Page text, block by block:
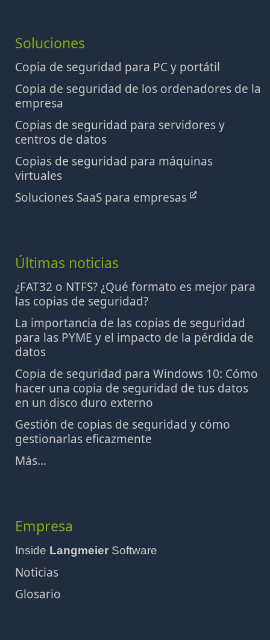
Soluciones
Copia de seguridad para PC y portátil
Copia de seguridad de los ordenadores de la
empresa
Copias de seguridad para servidores y
centros de datos
Copias de seguridad para máquinas
virtuales
Soluciones SaaS para empresas
Últimas noticias
¿FAT32 o NTFS? ¿Qué formato es mejor para
las copias de seguridad?
La importancia de las copias de seguridad
para las PYME y el impacto de la pérdida de
datos
Copia de seguridad para Windows 10: Cómo
hacer una copia de seguridad de tus datos
en un disco duro externo
Gestión de copias de seguridad y cómo
gestionarlas eficazmente
Más...
Empresa
Inside Langmeier Software
Noticias
Glosario